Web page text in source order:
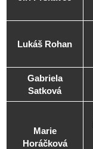
Lukáš Rohan
Gabriela
Satková
Marie
Horáčková